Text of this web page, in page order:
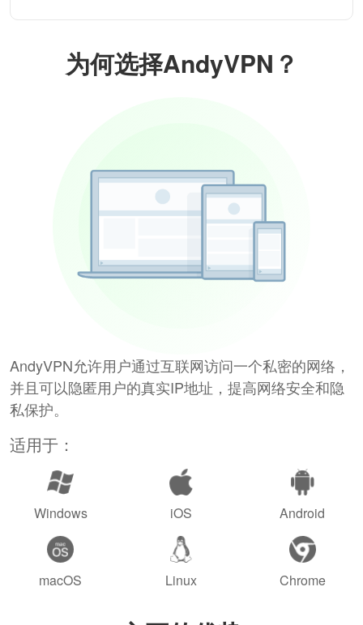
为何选择AndyVPN？
AndyVPN允许用户通过互联网访问一个私密的网络，
并且可以隐匿用户的真实IP地址，提高网络安全和隐
私保护。
适用于：
Windows iOS Android
macOS Linux Chrome